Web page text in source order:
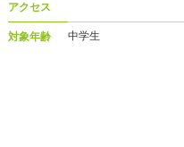
アクセス
対象年齢 中学生